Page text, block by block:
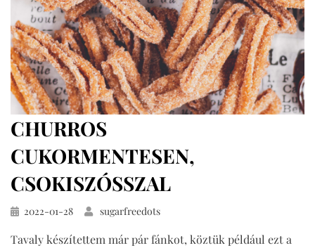
CHURROS
CUKORMENTESEN,
CSOKISZÓSSZAL
Közzétéve
2022-01-28 sugarfreedots
Tavaly készítettem már pár fánkot, köztük például ezt a